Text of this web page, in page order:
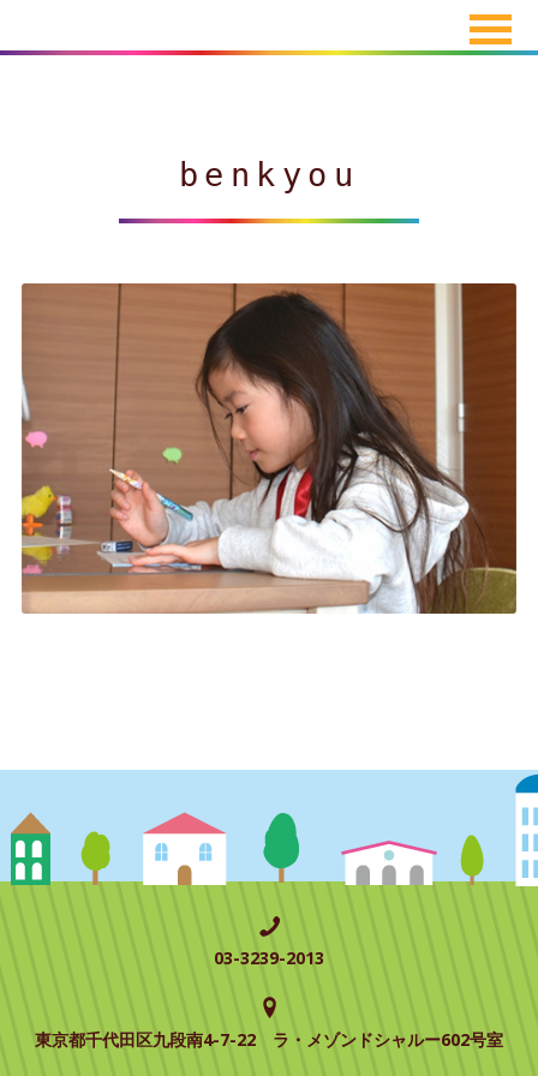
benkyou
03-3239-2013
東京都千代田区九段南4-7-22 ラ・メゾンドシャルー602号室